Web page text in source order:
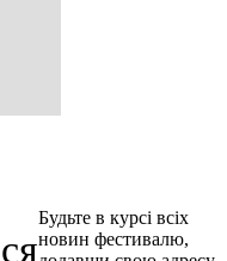
Будьте в курсі всіх
новин фестивалю,